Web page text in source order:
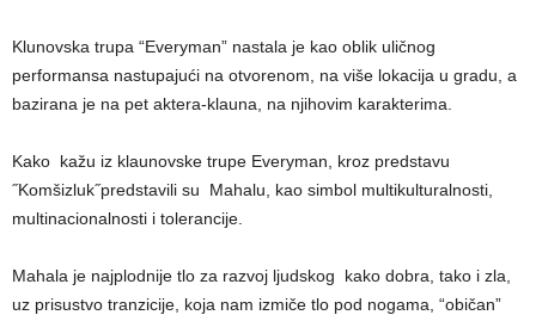
Klunovska trupa “Everyman” nastala je kao oblik uličnog
performansa nastupajući na otvorenom, na više lokacija u gradu, a
bazirana je na pet aktera-klauna, na njihovim karakterima.
Kako kažu iz klaunovske trupe Everyman, kroz predstavu
˝Komšizluk˝predstavili su Mahalu, kao simbol multikulturalnosti,
multinacionalnosti i tolerancije.
Mahala je najplodnije tlo za razvoj ljudskog kako dobra, tako i zla,
uz prisustvo tranzicije, koja nam izmiče tlo pod nogama, “običan”